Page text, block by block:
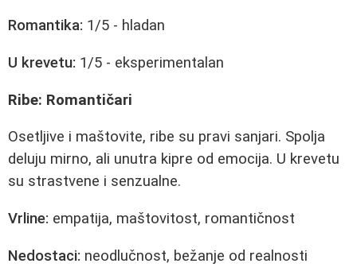
Romantika: 1/5 - hladan
U krevetu: 1/5 - eksperimentalan
Ribe: Romantičari
Osetljive i maštovite, ribe su pravi sanjari. Spolja
deluju mirno, ali unutra kipre od emocija. U krevetu
su strastvene i senzualne.
Vrline: empatija, maštovitost, romantičnost
Nedostaci: neodlučnost, bežanje od realnosti